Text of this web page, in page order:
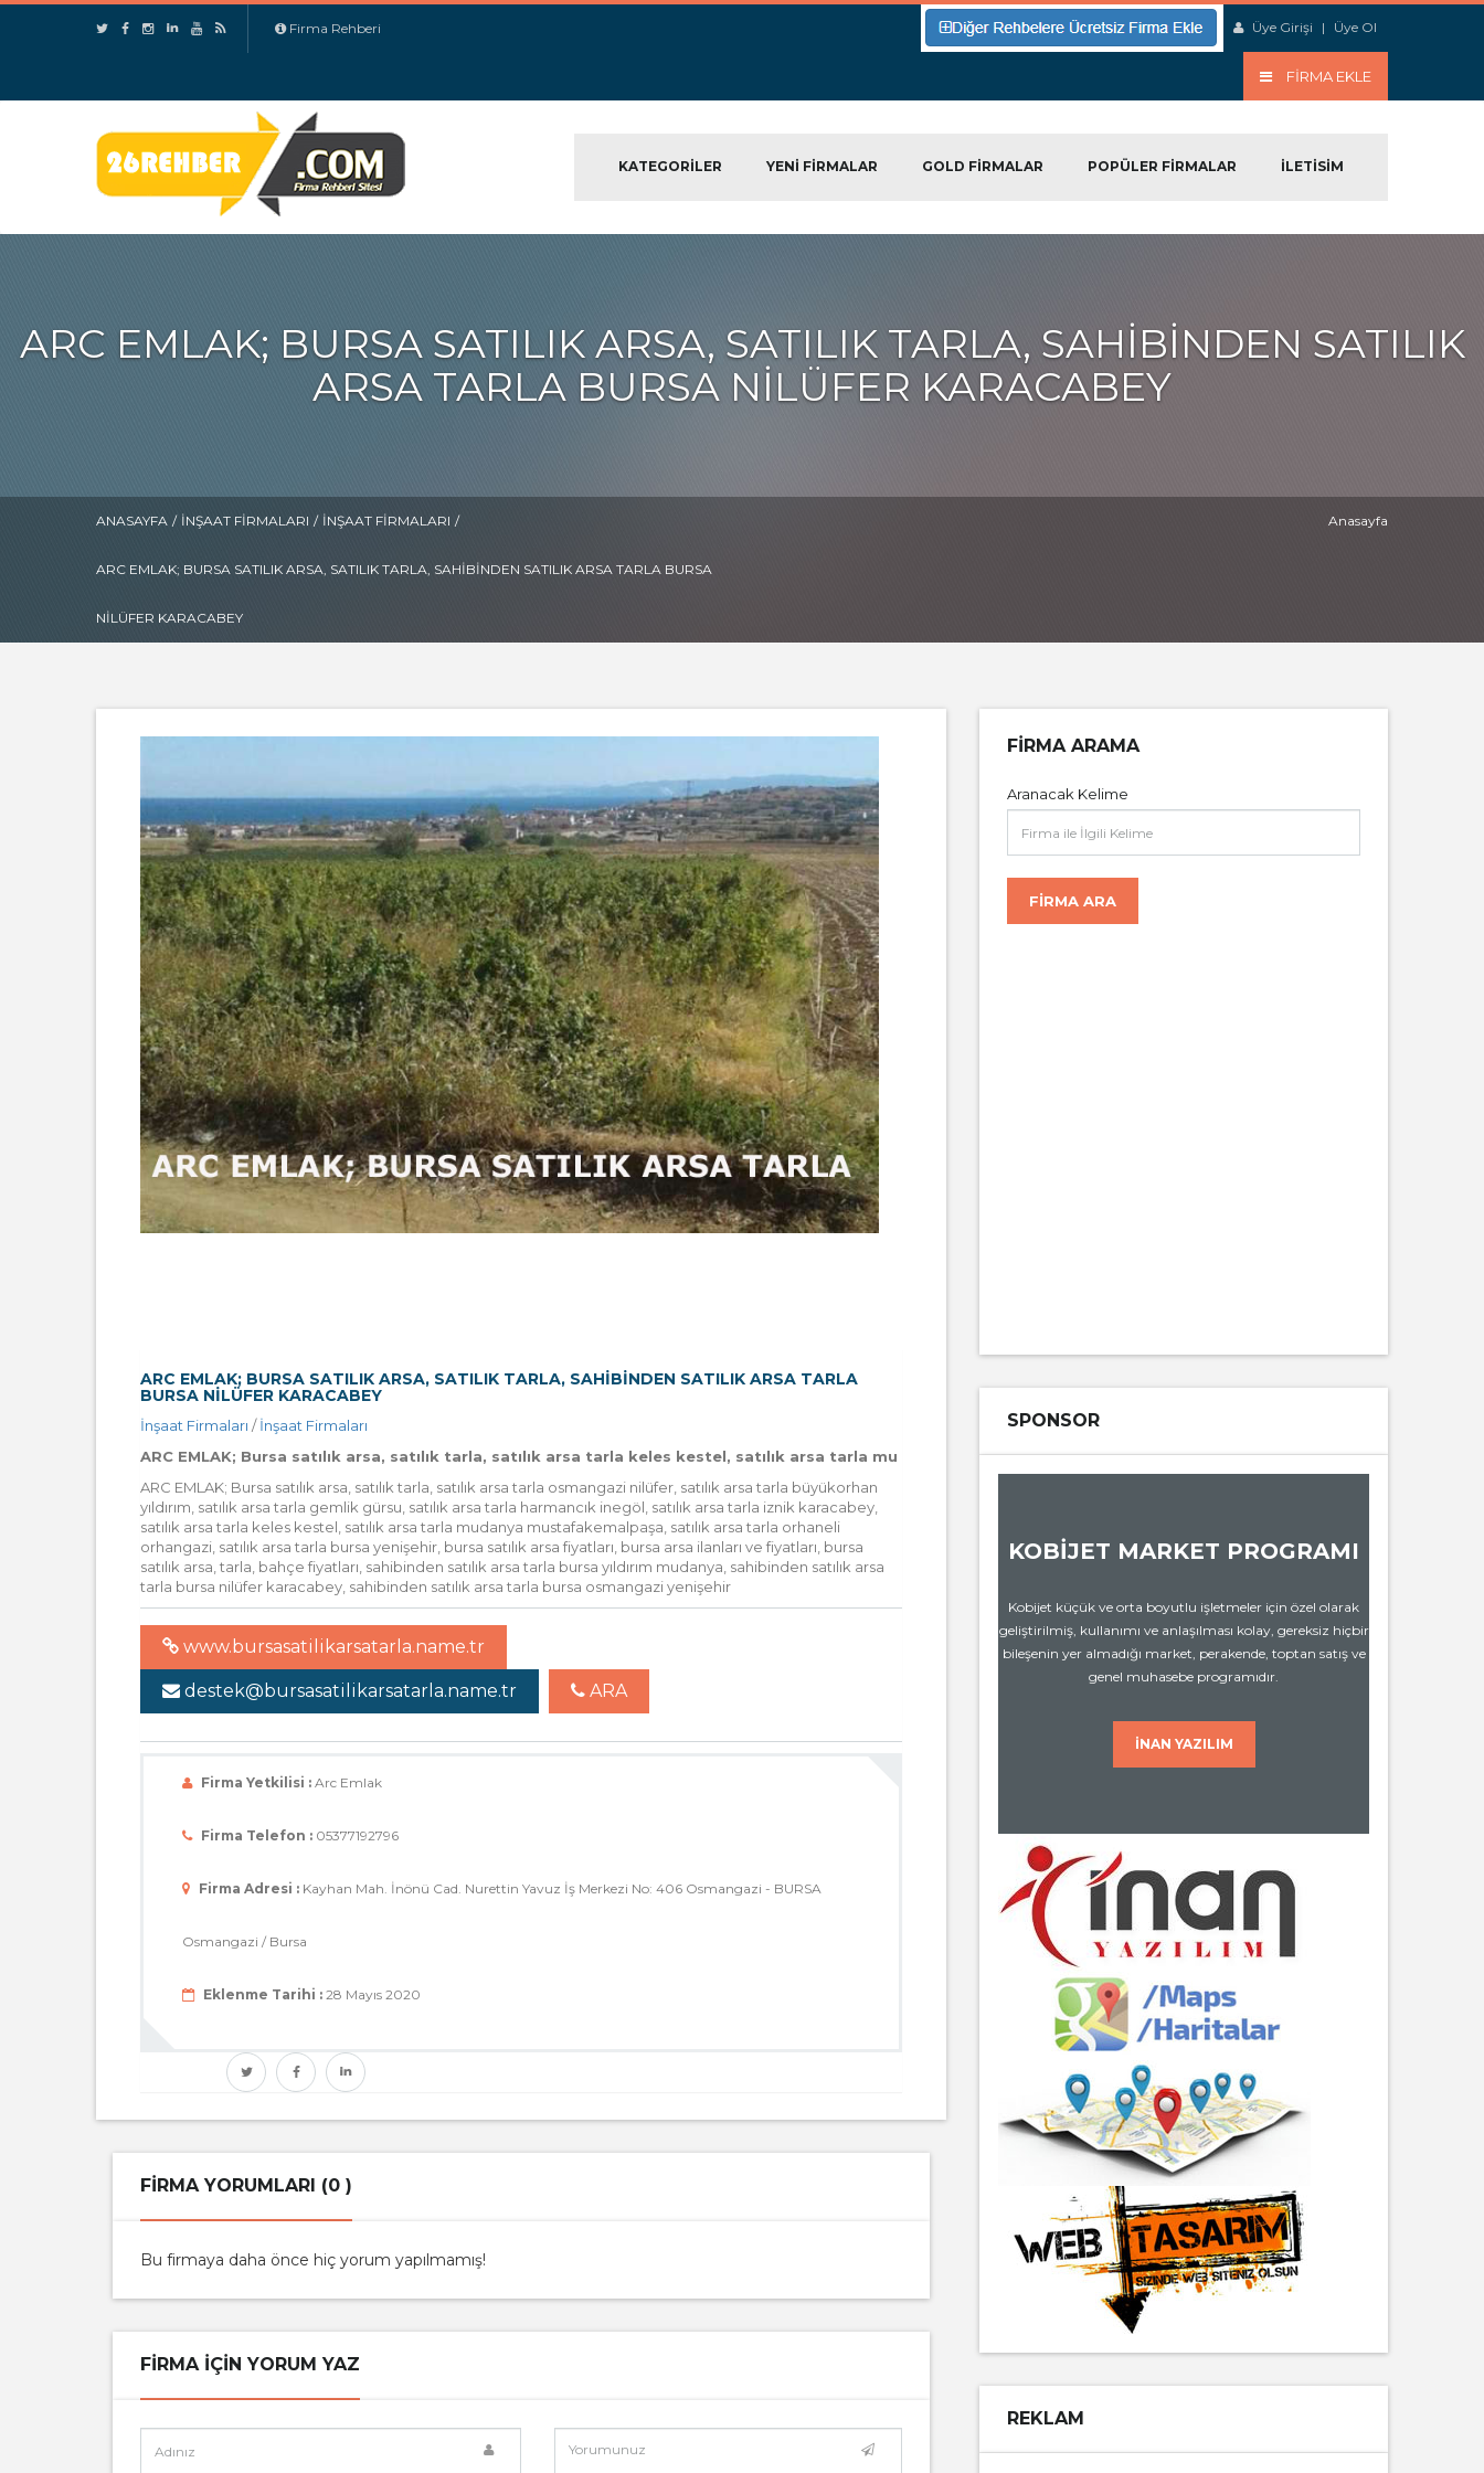
Firma Rehberi Üye Girişi | Üye Ol
FIRMA EKLE
KATEGORILER YENI FIRMALAR GOLD FIRMALAR POPÜLER FIRMALAR ILETISIM
ARC EMLAK; BURSA SATILIK ARSA, SATILIK TARLA, SAHIBINDEN SATILIK
ARSA TARLA BURSA NILÜFER KARACABEY
ANASAYFA / İNŞAAT FIRMALARI / İNŞAAT FIRMALARI /
ARC EMLAK; BURSA SATILIK ARSA, SATILIK TARLA, SAHIBINDEN SATILIK ARSA TARLA BURSA
NILÜFER KARACABEY
Anasayfa
ARC EMLAK; BURSA SATILIK ARSA, SATILIK TARLA, SAHIBINDEN SATILIK ARSA TARLA
BURSA NILÜFER KARACABEY
İnşaat Firmaları /İnşaat Firmaları
ARC EMLAK; Bursa satılık arsa, satılık tarla, satılık arsa tarla keles kestel, satılık arsa tarla mu
ARC EMLAK; Bursa satılık arsa, satılık tarla, satılık arsa tarla osmangazi nilüfer, satılık arsa tarla büyükorhan
yıldırım, satılık arsa tarla gemlik gürsu, satılık arsa tarla harmancık inegöl, satılık arsa tarla iznik karacabey,
satılık arsa tarla keles kestel, satılık arsa tarla mudanya mustafakemalpaşa, satılık arsa tarla orhaneli
orhangazi, satılık arsa tarla bursa yenişehir, bursa satılık arsa fiyatları, bursa arsa ilanları ve fiyatları, bursa
satılık arsa, tarla, bahçe fiyatları, sahibinden satılık arsa tarla bursa yıldırım mudanya, sahibinden satılık arsa
tarla bursa nilüfer karacabey, sahibinden satılık arsa tarla bursa osmangazi yenişehir
www.bursasatilikarsatarla.name.tr
destek@bursasatilikarsatarla.name.tr ARA
Firma Yetkilisi : Arc Emlak
Firma Telefon : 05377192796
Firma Adresi : Kayhan Mah. İnönü Cad. Nurettin Yavuz İş Merkezi No: 406 Osmangazi - BURSA
Osmangazi / Bursa
Eklenme Tarihi : 28 Mayıs 2020
FIRMA YORUMLARI (0 )
Bu firmaya daha önce hiç yorum yapılmamış!
FIRMA IÇIN YORUM YAZ
FIRMA ARAMA
Aranacak Kelime
FIRMA ARA
SPONSOR
KOBİJET MARKET PROGRAMI
Kobijet küçük ve orta boyutlu işletmeler için özel olarak
geliştirilmiş, kullanımı ve anlaşılması kolay, gereksiz hiçbir
bileşenin yer almadığı market, perakende, toptan satış ve
genel muhasebe programıdır.
İNAN YAZILIM
REKLAM